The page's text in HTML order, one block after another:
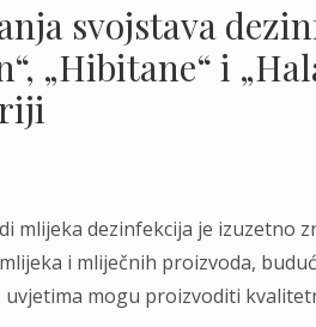
svojstava
„Hibitane“ i
mlijeka dezinfekcija je izuzetno
i mliječnih proizvoda,
mogu proizvoditi